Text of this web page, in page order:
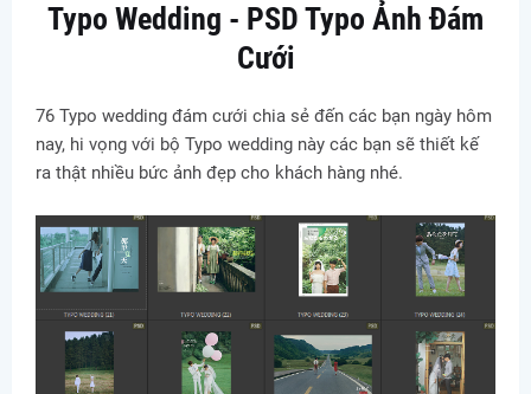
Typo Wedding - PSD Typo Ảnh Đám
Cưới
76 Typo wedding đám cưới chia sẻ đến các bạn ngày hôm
nay, hi vọng với bộ Typo wedding này các bạn sẽ thiết kế
ra thật nhiều bức ảnh đẹp cho khách hàng nhé.